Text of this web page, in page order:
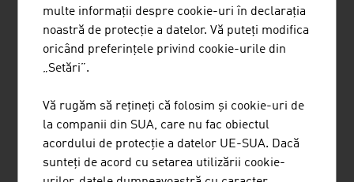
TECHNISCHE UNIVERSITÄT WIEN
mare instituție de cercetare și educație din
Austria în domeniul științelor naturii și al
ingineriei. Cercetarea excelentă de bază și
orientată spre aplicație, competența înaltă în
multe informații despre cookie-uri în declarația
noastră de protecție a datelor. Vă puteți modifica
oricând preferințele privind cookie-urile din
„Setări”.
Vă rugăm să rețineți că folosim și cookie-uri de
la companii din SUA, care nu fac obiectul
acordului de protecție a datelor UE-SUA. Dacă
sunteți de acord cu setarea utilizării cookie-